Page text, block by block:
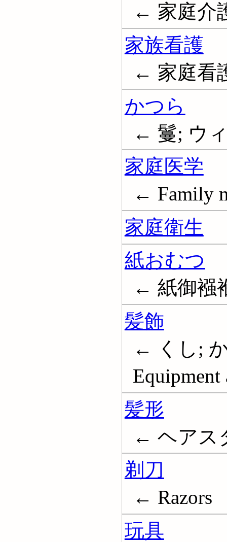
← 家庭介
家族看護
← 家庭看
かつら
← 鬘; ウ
家庭医学
← Family
家庭衛生
紙おむつ
← 紙御襁
髪飾
← くし;
Equipment
髪形
← ヘアス
剃刀
← Razors
玩具